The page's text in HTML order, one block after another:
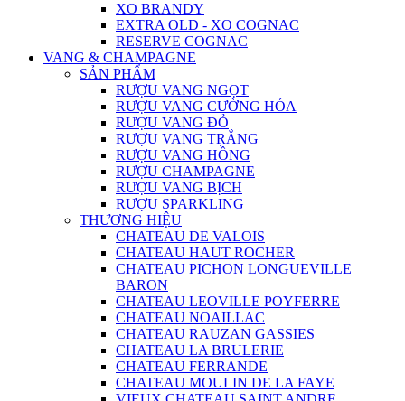
XO BRANDY
EXTRA OLD - XO COGNAC
RESERVE COGNAC
VANG & CHAMPAGNE
SẢN PHẨM
RƯỢU VANG NGỌT
RƯỢU VANG CƯỜNG HÓA
RƯỢU VANG ĐỎ
RƯỢU VANG TRẮNG
RƯỢU VANG HỒNG
RƯỢU CHAMPAGNE
RƯỢU VANG BỊCH
RƯỢU SPARKLING
THƯƠNG HIỆU
CHATEAU DE VALOIS
CHATEAU HAUT ROCHER
CHATEAU PICHON LONGUEVILLE
BARON
CHATEAU LEOVILLE POYFERRE
CHATEAU NOAILLAC
CHATEAU RAUZAN GASSIES
CHATEAU LA BRULERIE
CHATEAU FERRANDE
CHATEAU MOULIN DE LA FAYE